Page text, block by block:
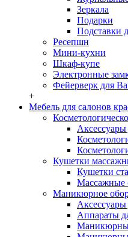
Зеркала
Подарки
Подставки
Ресепшн
Мини-кухни
Шкаф-купе
Электронные
Фейерверк для
+
Мебель для салонов
Аксессуары
Кушетки
Кушетки
Массажные
Маникюрное
Аппараты